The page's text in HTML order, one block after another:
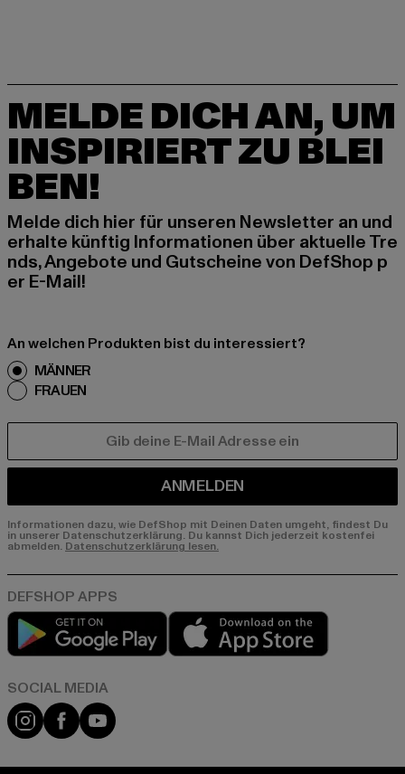
MELDE DICH AN, UM
INSPIRIERT ZU BLEI
BEN!
Melde dich hier für unseren Newsletter an und
erhalte künftig Informationen über aktuelle Tre
nds, Angebote und Gutscheine von DefShop p
er E-Mail!
An welchen Produkten bist du interessiert?
MÄNNER
FRAUEN
ANMELDEN
Informationen dazu, wie DefShop mit Deinen Daten umgeht, findest Du
in unserer Datenschutzerklärung. Du kannst Dich jederzeit kostenfei
abmelden. Datenschutzerklärung lesen.
Play market
Instagram
FacebookYouTube